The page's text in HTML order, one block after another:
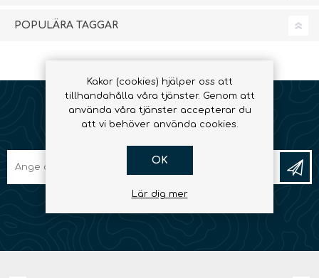
POPULÄRA TAGGAR
NYHETSBREV
Kakor (cookies) hjälper oss att
tillhandahålla våra tjänster. Genom att
använda våra tjänster accepterar du
att vi behöver använda cookies.
OK
Lär dig mer